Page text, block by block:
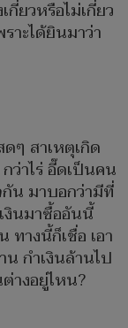
ยวหรือไม่เกี่ยว
าะได้ยินมาว่า
ๆ สาเหตุเกิด
ว่าไร่ อี๊ดเป็นคน
น มาบอกว่ามีที่
งินมาซื้ออันนี้
ทางนี้ก็เชื่อ เอา
น กำเงินล้านไป
างอยู่ไหน?